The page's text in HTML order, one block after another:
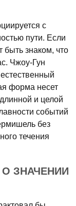
с
пути. Если
знаком, что
Чжоу-Гун
форма несет
и целой
событий
без
течения
ЗНАЧЕНИИ